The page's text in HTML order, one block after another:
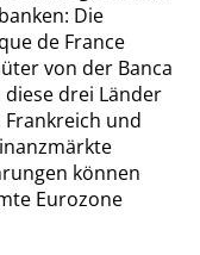
Die
de France
von der Banca
diese drei Länder
und
können
Eurozone